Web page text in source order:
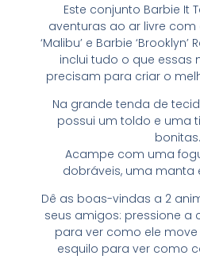
Este conjunto Barbie It
aventuras ao ar livre
‘Malibu’ e Barbie
inclui tudo o que essas
precisam para criar o
Na grande tenda de
possui um toldo e uma
bonitas.
Acampe com uma
dobráveis, uma manta
Dê as boas-vindas a 2
seus amigos: pressione a
para ver como ele
esquilo para ver como